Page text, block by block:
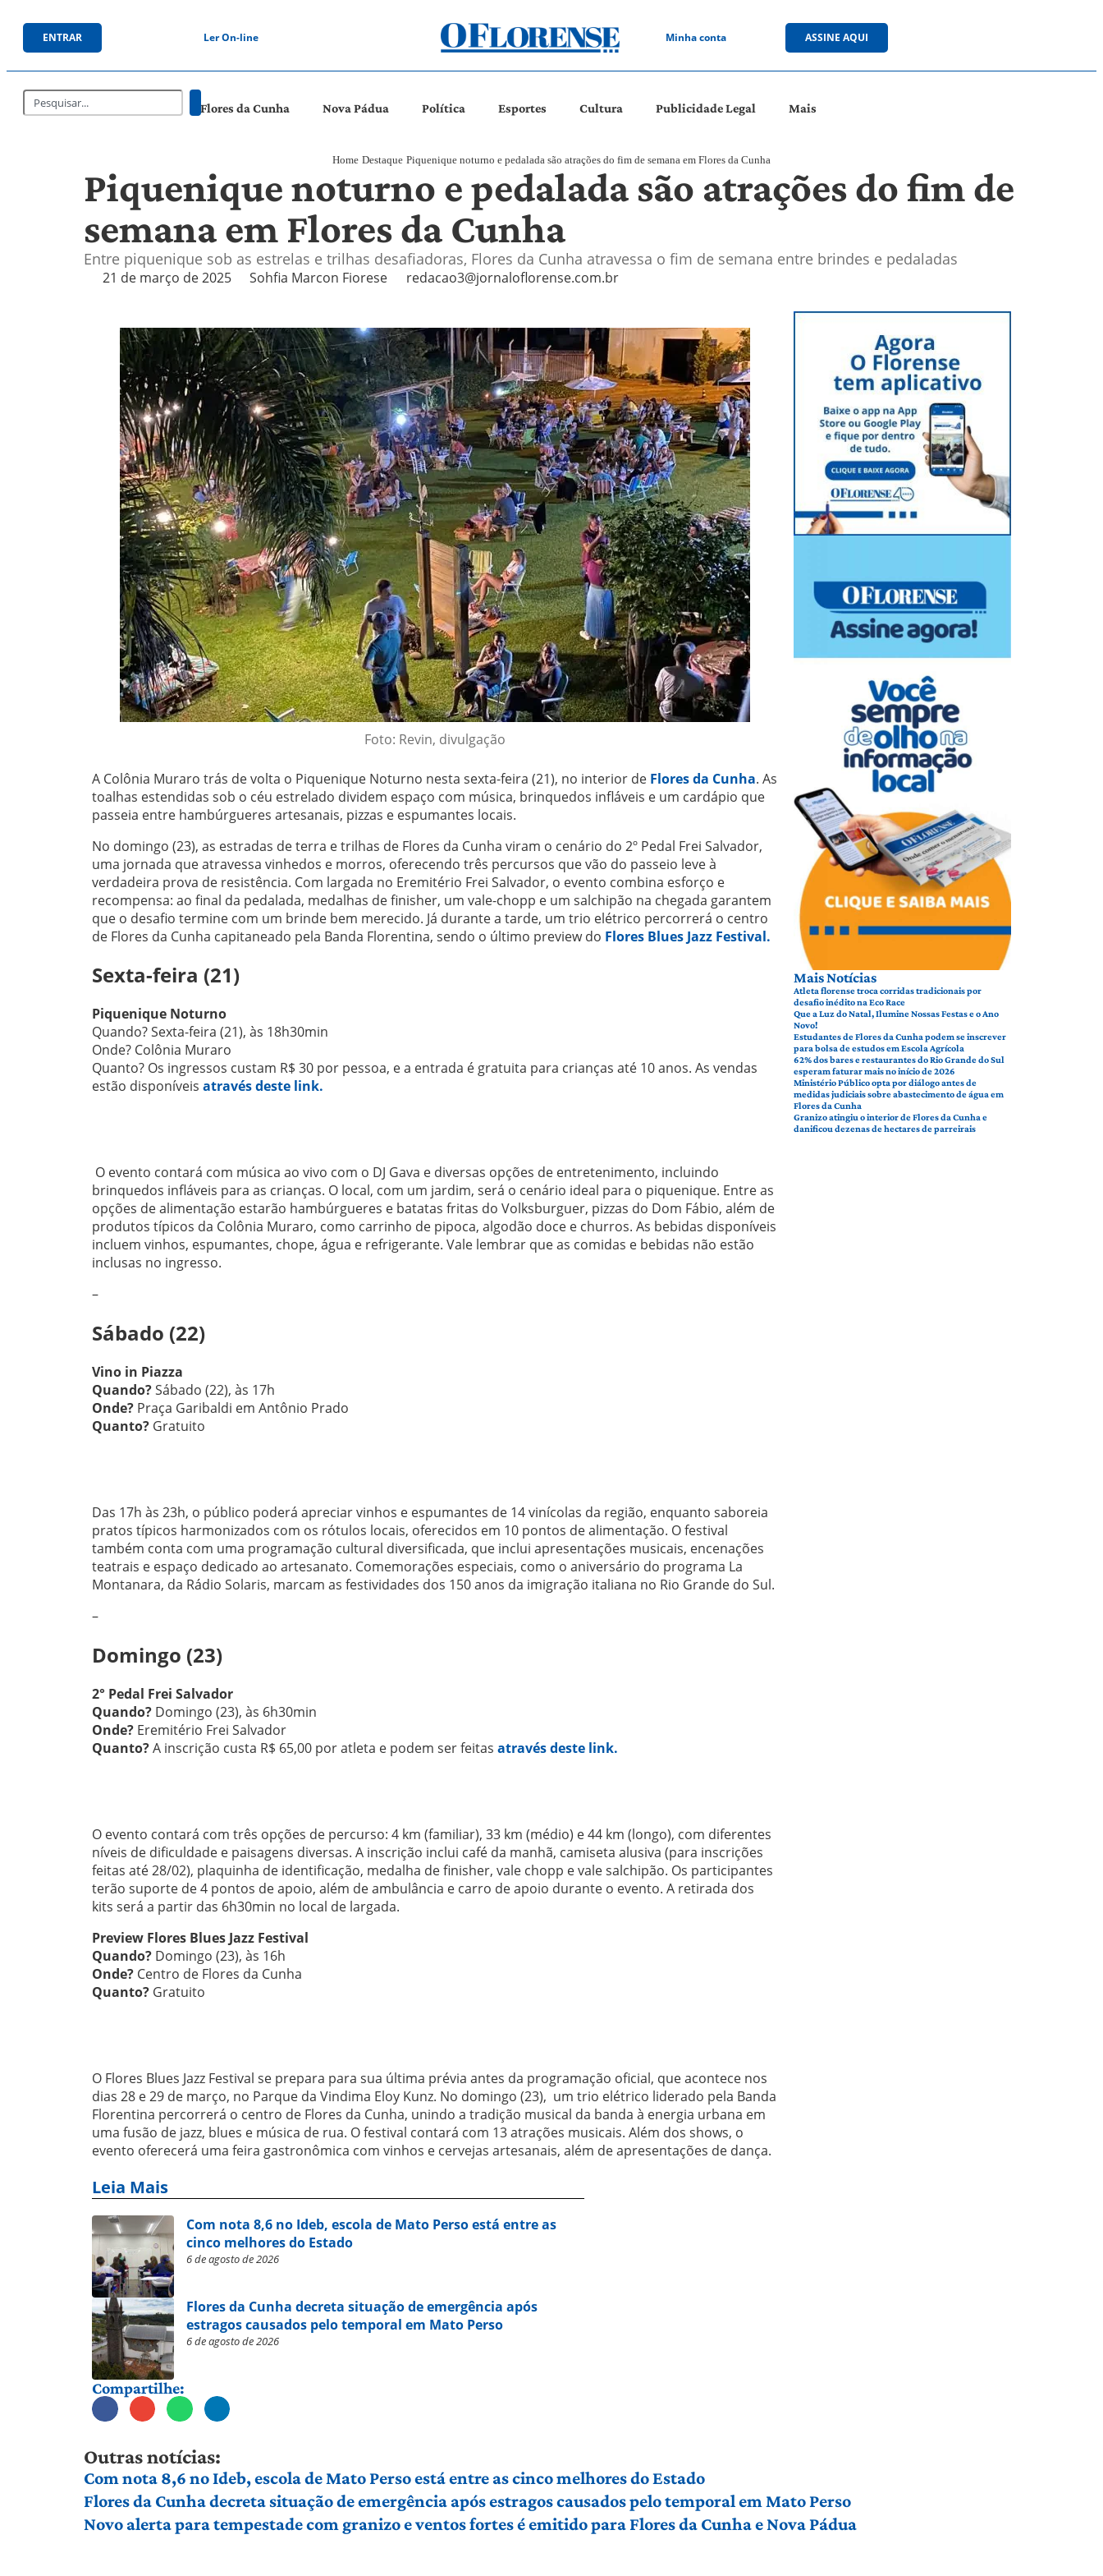
ENTRAR Ler On-line Minha conta ASSINE AQUI
Flores da Cunha Nova Pádua Política Esportes Cultura Publicidade Legal Mais
Home Destaque Piquenique noturno e pedalada são atrações do fim de semana em Flores da Cunha
Piquenique noturno e pedalada são atrações do fim de
semana em Flores da Cunha
Entre piquenique sob as estrelas e trilhas desafiadoras, Flores da Cunha atravessa o fim de semana entre brindes e pedaladas
21 de março de 2025 Sohfia Marcon Fiorese redacao3@jornaloflorense.com.br
Foto: Revin, divulgação
A Colônia Muraro trás de volta o Piquenique Noturno nesta sexta-feira (21), no interior de Flores da Cunha. As
toalhas estendidas sob o céu estrelado dividem espaço com música, brinquedos infláveis e um cardápio que
passeia entre hambúrgueres artesanais, pizzas e espumantes locais.
No domingo (23), as estradas de terra e trilhas de Flores da Cunha viram o cenário do 2º Pedal Frei Salvador,
uma jornada que atravessa vinhedos e morros, oferecendo três percursos que vão do passeio leve à
verdadeira prova de resistência. Com largada no Eremitério Frei Salvador, o evento combina esforço e
recompensa: ao final da pedalada, medalhas de finisher, um vale-chopp e um salchipão na chegada garantem
que o desafio termine com um brinde bem merecido. Já durante a tarde, um trio elétrico percorrerá o centro
de Flores da Cunha capitaneado pela Banda Florentina, sendo o último preview do Flores Blues Jazz Festival.
Sexta-feira (21)
Piquenique Noturno
Quando? Sexta-feira (21), às 18h30min
Onde? Colônia Muraro
Quanto? Os ingressos custam R$ 30 por pessoa, e a entrada é gratuita para crianças até 10 anos. As vendas
estão disponíveis através deste link.
O evento contará com música ao vivo com o DJ Gava e diversas opções de entretenimento, incluindo
brinquedos infláveis para as crianças. O local, com um jardim, será o cenário ideal para o piquenique. Entre as
opções de alimentação estarão hambúrgueres e batatas fritas do Volksburguer, pizzas do Dom Fábio, além de
produtos típicos da Colônia Muraro, como carrinho de pipoca, algodão doce e churros. As bebidas disponíveis
incluem vinhos, espumantes, chope, água e refrigerante. Vale lembrar que as comidas e bebidas não estão
inclusas no ingresso.
–
Sábado (22)
Vino in Piazza
Quando?Sábado (22), às 17h
Onde? Praça Garibaldi em Antônio Prado
Quanto? Gratuito
Das 17h às 23h, o público poderá apreciar vinhos e espumantes de 14 vinícolas da região, enquanto saboreia
pratos típicos harmonizados com os rótulos locais, oferecidos em 10 pontos de alimentação. O festival
também conta com uma programação cultural diversificada, que inclui apresentações musicais, encenações
teatrais e espaço dedicado ao artesanato. Comemorações especiais, como o aniversário do programa La
Montanara, da Rádio Solaris, marcam as festividades dos 150 anos da imigração italiana no Rio Grande do Sul.
–
Domingo (23)
2° Pedal Frei Salvador
Quando? Domingo (23), às 6h30min
Onde? Eremitério Frei Salvador
Quanto?A inscrição custa R$ 65,00 por atleta e podem ser feitas através deste link.
O evento contará com três opções de percurso: 4 km (familiar), 33 km (médio) e 44 km (longo), com diferentes
níveis de dificuldade e paisagens diversas. A inscrição inclui café da manhã, camiseta alusiva (para inscrições
feitas até 28/02), plaquinha de identificação, medalha de finisher, vale chopp e vale salchipão. Os participantes
terão suporte de 4 pontos de apoio, além de ambulância e carro de apoio durante o evento. A retirada dos
kits será a partir das 6h30min no local de largada.
Preview Flores Blues Jazz Festival
Quando? Domingo (23), às 16h
Onde? Centro de Flores da Cunha
Quanto? Gratuito
O Flores Blues Jazz Festival se prepara para sua última prévia antes da programação oficial, que acontece nos
dias 28 e 29 de março, no Parque da Vindima Eloy Kunz. No domingo (23), um trio elétrico liderado pela Banda
Florentina percorrerá o centro de Flores da Cunha, unindo a tradição musical da banda à energia urbana em
uma fusão de jazz, blues e música de rua. O festival contará com 13 atrações musicais. Além dos shows, o
evento oferecerá uma feira gastronômica com vinhos e cervejas artesanais, além de apresentações de dança.
Leia Mais
Com nota 8,6 no Ideb, escola de Mato Perso está entre as
cinco melhores do Estado
6 de agosto de 2026
Flores da Cunha decreta situação de emergência após
estragos causados pelo temporal em Mato Perso
6 de agosto de 2026
Compartilhe:
Mais Notícias
Atleta florense troca corridas tradicionais por
desafio inédito na Eco Race
Que a Luz do Natal, Ilumine Nossas Festas e o Ano
Novo!
Estudantes de Flores da Cunha podem se inscrever
para bolsa de estudos em Escola Agrícola
62% dos bares e restaurantes do Rio Grande do Sul
esperam faturar mais no início de 2026
Ministério Público opta por diálogo antes de
medidas judiciais sobre abastecimento de água em
Flores da Cunha
Granizo atingiu o interior de Flores da Cunha e
danificou dezenas de hectares de parreirais
Outras notícias:
Com nota 8,6 no Ideb, escola de Mato Perso está entre as cinco melhores do Estado
Flores da Cunha decreta situação de emergência após estragos causados pelo temporal em Mato Perso
Novo alerta para tempestade com granizo e ventos fortes é emitido para Flores da Cunha e Nova Pádua